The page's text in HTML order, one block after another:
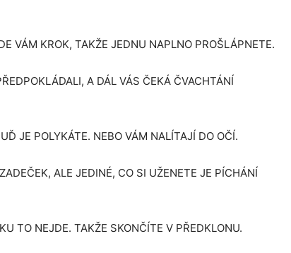
VÁM KROK, TAKŽE JEDNU NAPLNO PROŠLÁPNETE.
A DÁL VÁS ČEKÁ ČVACHTÁNÍ
JE POLYKÁTE. NEBO VÁM NALÍTAJÍ DO OČÍ.
ALE JEDINÉ, CO SI UŽENETE JE PÍCHÁNÍ
TO NEJDE. TAKŽE SKONČÍTE V PŘEDKLONU.